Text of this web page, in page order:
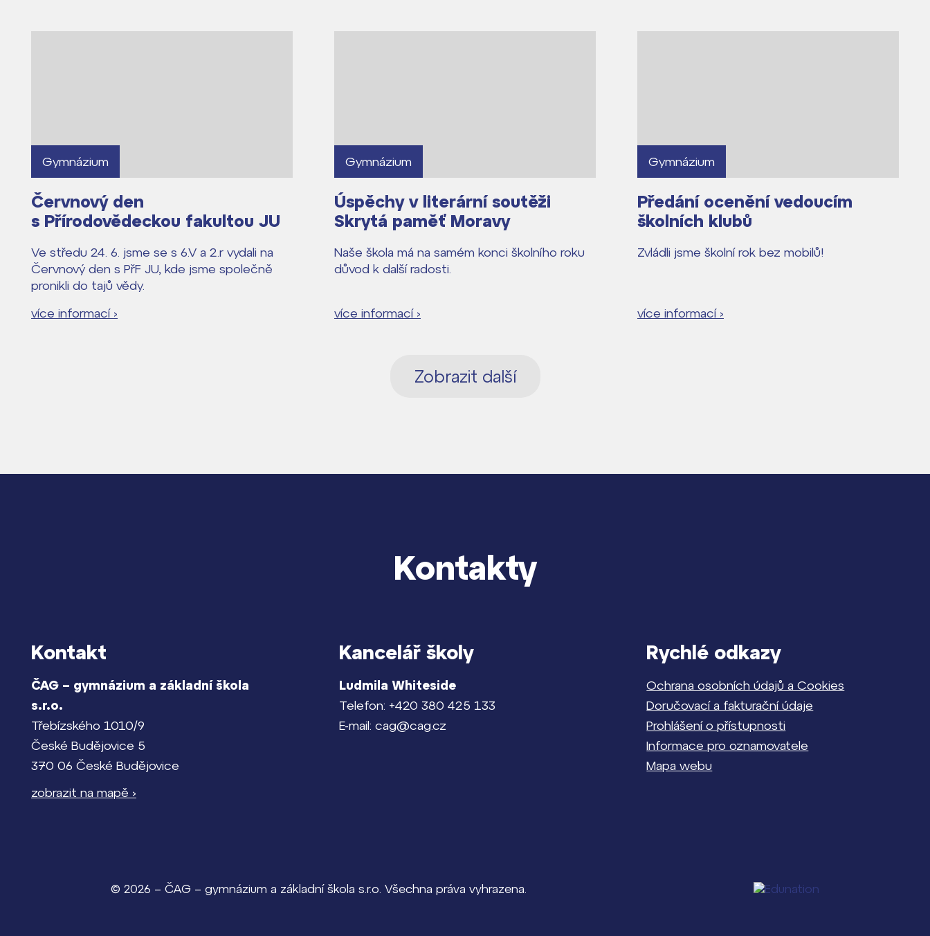
Gymnázium
Červnový den
s Přírodovědeckou fakultou JU
Ve středu 24. 6. jsme se s 6.V a 2.r vydali na
Červnový den s PřF JU, kde jsme společně
pronikli do tajů vědy.
více informací ›
Gymnázium
Úspěchy v literární soutěži
Skrytá paměť Moravy
Naše škola má na samém konci školního roku
důvod k další radosti.
více informací ›
Gymnázium
Předání ocenění vedoucím
školních klubů
Zvládli jsme školní rok bez mobilů!
více informací ›
Zobrazit další
Kontakty
Kontakt
ČAG – gymnázium a základní škola
s.r.o.
Třebízského 1010/9
České Budějovice 5
370 06 České Budějovice
zobrazit na mapě ›
Kancelář školy
Ludmila Whiteside
Telefon: +420 380 425 133
E-mail: cag@cag.cz
Rychlé odkazy
Ochrana osobních údajů a Cookies
Doručovací a fakturační údaje
Prohlášení o přístupnosti
Informace pro oznamovatele
Mapa webu
© 2026 – ČAG – gymnázium a základní škola s.r.o. Všechna práva vyhrazena.